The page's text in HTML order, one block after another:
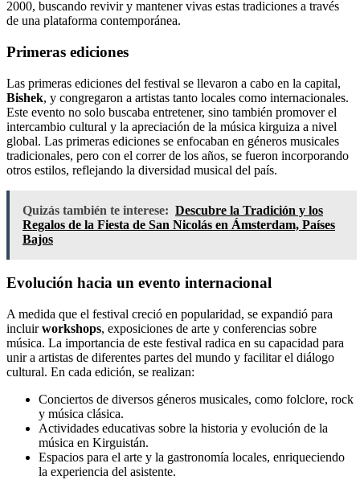
2000, buscando revivir y mantener vivas estas tradiciones a través
de una plataforma contemporánea.
Primeras ediciones
Las primeras ediciones del festival se llevaron a cabo en la capital,
Bishek, y congregaron a artistas tanto locales como internacionales.
Este evento no solo buscaba entretener, sino también promover el
intercambio cultural y la apreciación de la música kirguiza a nivel
global. Las primeras ediciones se enfocaban en géneros musicales
tradicionales, pero con el correr de los años, se fueron incorporando
otros estilos, reflejando la diversidad musical del país.
Quizás también te interese: Descubre la Tradición y los
Regalos de la Fiesta de San Nicolás en Ámsterdam, Países
Bajos
Evolución hacia un evento internacional
A medida que el festival creció en popularidad, se expandió para
incluirworkshops, exposiciones de arte y conferencias sobre
música. La importancia de este festival radica en su capacidad para
unir a artistas de diferentes partes del mundo y facilitar el diálogo
cultural. En cada edición, se realizan:
Conciertos de diversos géneros musicales, como folclore, rock
y música clásica.
Actividades educativas sobre la historia y evolución de la
música en Kirguistán.
Espacios para el arte y la gastronomía locales, enriqueciendo
la experiencia del asistente.